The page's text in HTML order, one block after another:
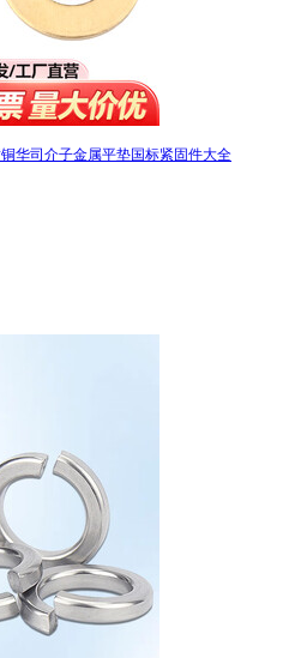
华司介子金属平垫国标紧固件大全